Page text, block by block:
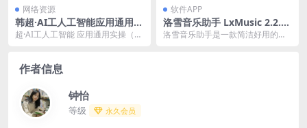
网络资源
韩超·AI工人工智能应用通用实
操（进阶班），利用AIGC技术
超·AI工人工智能 应用通用实操（进
软件APP
洛雪音乐助手 LxMusic 2.2.2
绿色版
洛雪音乐助手是一款简洁好用的音
作者信息
钟怡
等级 永久会员